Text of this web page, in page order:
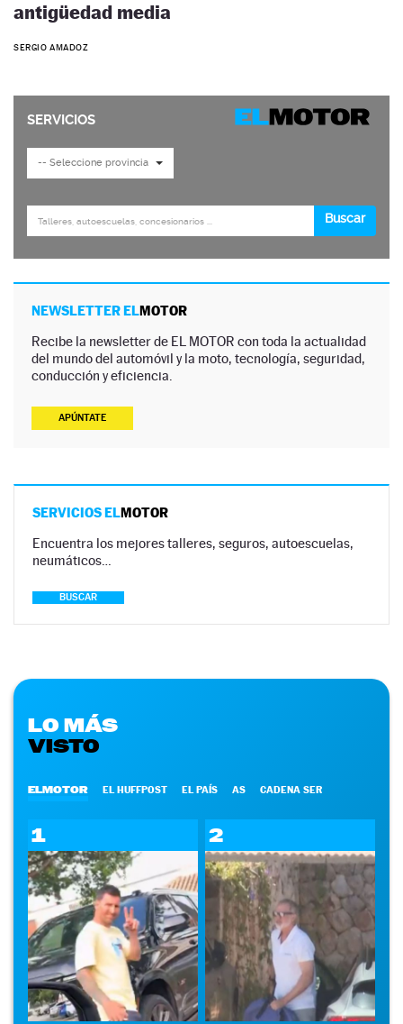
antigüedad media
SERGIO AMADOZ
NEWSLETTER ELMOTOR
Recibe la newsletter de EL MOTOR con toda la actualidad
del mundo del automóvil y la moto, tecnología, seguridad,
conducción y eficiencia.
APÚNTATE
SERVICIOS ELMOTOR
Encuentra los mejores talleres, seguros, autoescuelas,
neumáticos…
BUSCAR
LO MÁS
VISTO
ELMOTOR EL HUFFPOST EL PAÍS AS CADENA SER
1 2